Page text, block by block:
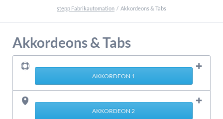
stepp Fabrikautomation Akkordeons & Tabs
Akkordeons & Tabs
AKKORDEON 1
AKKORDEON 2